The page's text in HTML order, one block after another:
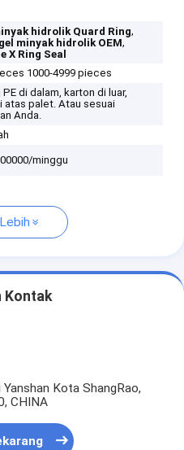
hidrolik Quard Ring,
minyak hidrolik OEM,
X Ring Seal
1000-4999 pieces
di dalam, karton di luar,
atas palet. Atau sesuai
Anda.
minggu
Kontak
Kota ShangRao,
CHINA